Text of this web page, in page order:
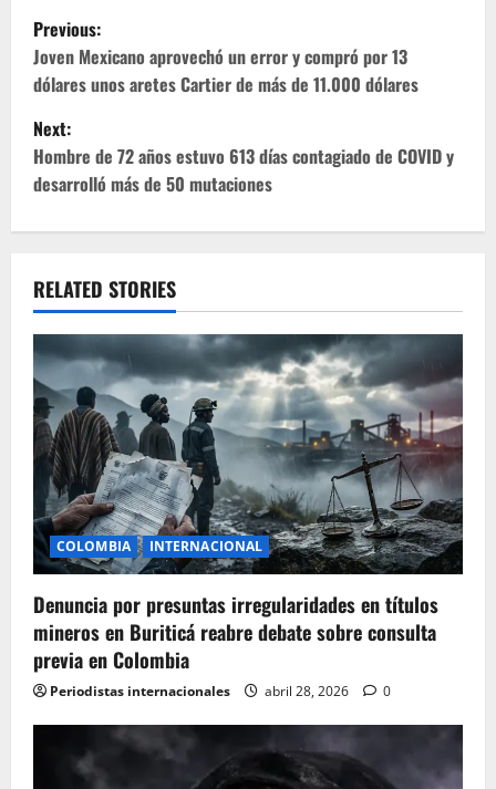
P
o
s
t
n
v
i
g
a
t
i
o
n
Previous:
Joven Mexicano aprovechó un error y compró por 13
dólares unos aretes Cartier de más de 11.000 dólares
Next:
Hombre de 72 años estuvo 613 días contagiado de COVID y
desarrolló más de 50 mutaciones
RELATED STORIES
COLOMBIA INTERNACIONAL
Denuncia por presuntas irregularidades en títulos
mineros en Buriticá reabre debate sobre consulta
previa en Colombia
Periodistas internacionales abril 28, 2026 0